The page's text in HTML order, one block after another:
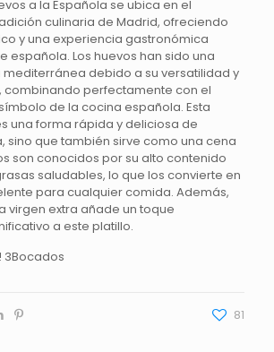
a la Española se ubica en el
culinaria de Madrid, ofreciendo
y una experiencia gastronómica
española. Los huevos han sido una
debido a su versatilidad y
combinando perfectamente con el
de la cocina española. Esta
una forma rápida y deliciosa de
sino que también sirve como una cena
son conocidos por su alto contenido
saludables, lo que los convierte en
para cualquier comida. Además,
virgen extra añade un toque
a este platillo.
3Bocados
81